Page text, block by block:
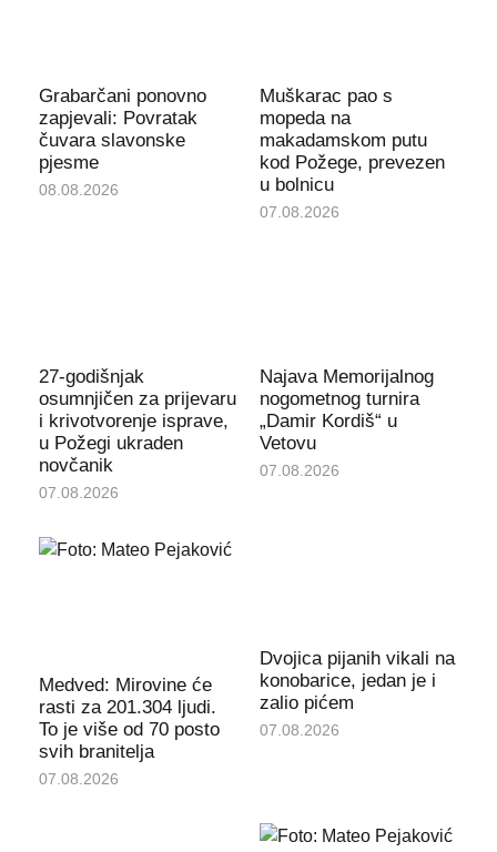
Grabarčani ponovno
zapjevali: Povratak
čuvara slavonske
pjesme
08.08.2026
Muškarac pao s
mopeda na
makadamskom putu
kod Požege, prevezen
u bolnicu
07.08.2026
27-godišnjak
osumnjičen za prijevaru
i krivotvorenje isprave,
u Požegi ukraden
novčanik
07.08.2026
Najava Memorijalnog
nogometnog turnira
„Damir Kordiš“ u
Vetovu
07.08.2026
Medved: Mirovine će
rasti za 201.304 ljudi.
To je više od 70 posto
svih branitelja
07.08.2026
Dvojica pijanih vikali na
konobarice, jedan je i
zalio pićem
07.08.2026